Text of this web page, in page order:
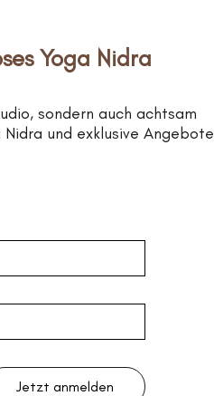
Yoga Nidra
sondern auch achtsam
und exklusive Angebote
Jetzt anmelden